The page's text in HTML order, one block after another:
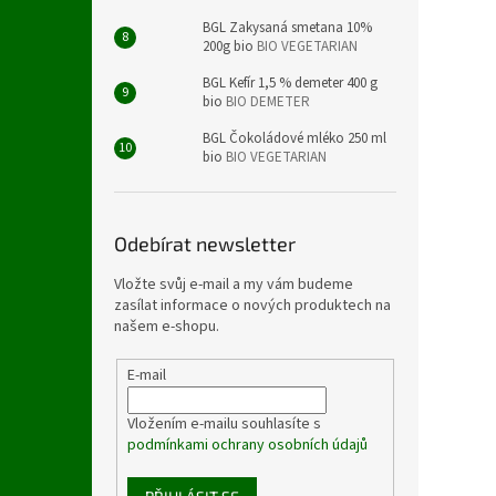
BGL Zakysaná smetana 10%
200g bio BIO VEGETARIAN
BGL Kefír 1,5 % demeter 400 g
bio BIO DEMETER
BGL Čokoládové mléko 250 ml
bio BIO VEGETARIAN
Odebírat newsletter
Vložte svůj e-mail a my vám budeme
zasílat informace o nových produktech na
našem e-shopu.
E-mail
Vložením e-mailu souhlasíte s
podmínkami ochrany osobních údajů